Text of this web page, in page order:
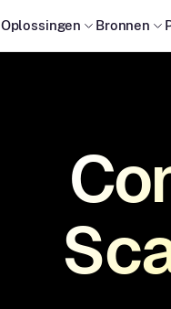
Oplossingen Bronnen